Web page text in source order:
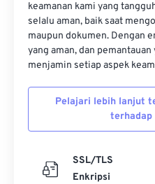
keamanan kami yang
selalu aman, baik saat
maupun dokumen. Dengan
yang aman, dan
menjamin setiap aspek
Pelajari lebih lanjut
terhadap
SSL/TLS
Enkripsi